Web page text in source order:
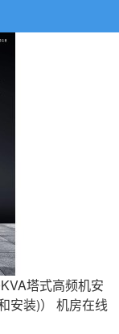
塔式高频机安
安装)） 机房在线